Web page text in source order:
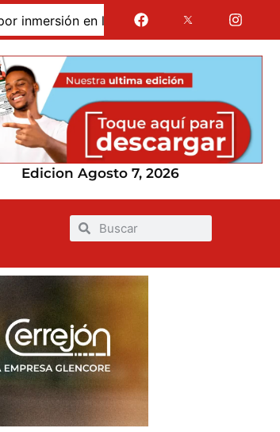
en las dunas de Taroa; su cuerpo
Edicion Agosto 7, 2026